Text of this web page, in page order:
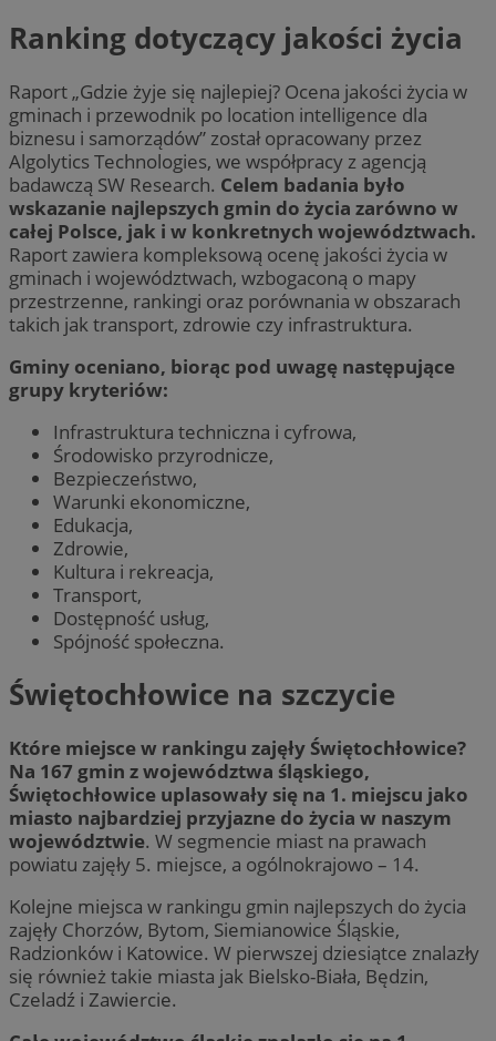
Ranking dotyczący jakości życia
Raport „Gdzie żyje się najlepiej? Ocena jakości życia w
gminach i przewodnik po location intelligence dla
biznesu i samorządów” został opracowany przez
Algolytics Technologies, we współpracy z agencją
badawczą SW Research. Celem badania było
wskazanie najlepszych gmin do życia zarówno w
całej Polsce, jak i w konkretnych województwach.
Raport zawiera kompleksową ocenę jakości życia w
gminach i województwach, wzbogaconą o mapy
przestrzenne, rankingi oraz porównania w obszarach
takich jak transport, zdrowie czy infrastruktura.
Gminy oceniano, biorąc pod uwagę następujące
grupy kryteriów:
Infrastruktura techniczna i cyfrowa,
Środowisko przyrodnicze,
Bezpieczeństwo,
Warunki ekonomiczne,
Edukacja,
Zdrowie,
Kultura i rekreacja,
Transport,
Dostępność usług,
Spójność społeczna.
Świętochłowice na szczycie
Które miejsce w rankingu zajęły Świętochłowice?
Na 167 gmin z województwa śląskiego,
Świętochłowice uplasowały się na 1. miejscu jako
miasto najbardziej przyjazne do życia w naszym
województwie. W segmencie miast na prawach
powiatu zajęły 5. miejsce, a ogólnokrajowo – 14.
Kolejne miejsca w rankingu gmin najlepszych do życia
zajęły Chorzów, Bytom, Siemianowice Śląskie,
Radzionków i Katowice. W pierwszej dziesiątce znalazły
się również takie miasta jak Bielsko-Biała, Będzin,
Czeladź i Zawiercie.